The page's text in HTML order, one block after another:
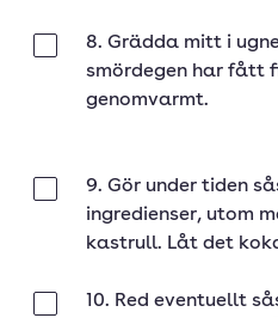
8. Grädda mitt i
smördegen har fått
genomvarmt.
9. Gör under tiden
ingredienser, utom
kastrull. Låt det
10. Red eventuellt